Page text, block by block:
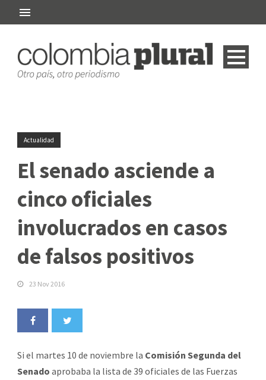
Actualidad
El senado asciende a
cinco oficiales
involucrados en casos
de falsos positivos
23 Nov 2016
Si el martes 10 de noviembre la Comisión Segunda del
Senado aprobaba la lista de 39 oficiales de las Fuerzas